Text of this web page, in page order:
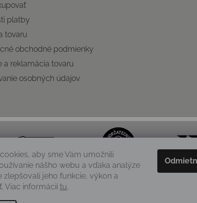
aby sme Vám umožnili
nášho webu a vďaka analýze
zlepšovali jeho funkcie, výkon a
Viac informácií tu.
platby
tovaru
obchodné podmienky
a reklamácia tovaru
osobných údajov